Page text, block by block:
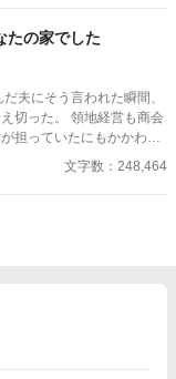
ことに失敗し、ゆっくり
。 これは、復讐しない令
の物語。 そして彼女を捨
である。
たの家でした
切った。 領地経営も商会
担っていたにもかかわら
のだ。 ならば、もう知ら
てたヴェルザリアは、隣
文字数：248,464